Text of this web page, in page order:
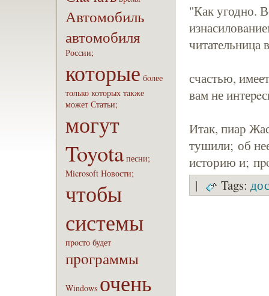
Автомобиль
автомобиля
России;
которые бoлее
только которых также
может Статьи;
могут
Toyota песни;
Microsoft Новости;
чтобы
системы
пpoсто будет
пpoграммы
Windows очень
"Как угодно.
читательница
счастью,
вам не
Итак, пиар
тушили; об
историю и;
|
Tags: